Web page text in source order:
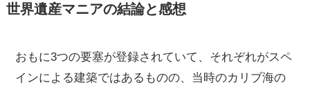
世界遺産マニアの結論と感想
おもに3つの要塞が登録されていて、それぞれがスペ
インによる建築ではあるものの、当時のカリブ海の